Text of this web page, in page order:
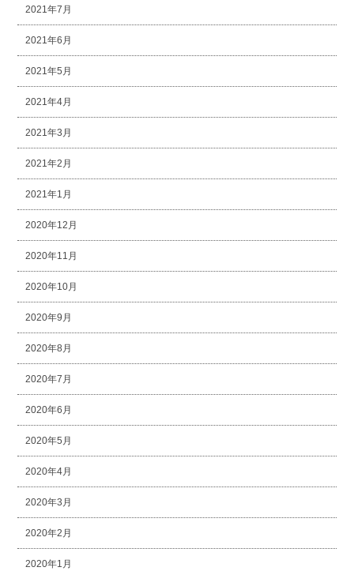
2021年7月
2021年6月
2021年5月
2021年4月
2021年3月
2021年2月
2021年1月
2020年12月
2020年11月
2020年10月
2020年9月
2020年8月
2020年7月
2020年6月
2020年5月
2020年4月
2020年3月
2020年2月
2020年1月